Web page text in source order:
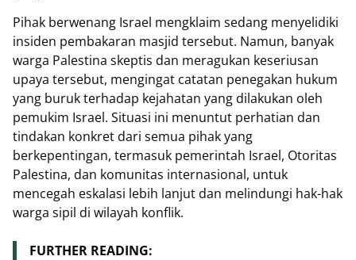
Pihak berwenang Israel mengklaim sedang menyelidiki
insiden pembakaran masjid tersebut. Namun, banyak
warga Palestina skeptis dan meragukan keseriusan
upaya tersebut, mengingat catatan penegakan hukum
yang buruk terhadap kejahatan yang dilakukan oleh
pemukim Israel. Situasi ini menuntut perhatian dan
tindakan konkret dari semua pihak yang
berkepentingan, termasuk pemerintah Israel, Otoritas
Palestina, dan komunitas internasional, untuk
mencegah eskalasi lebih lanjut dan melindungi hak-hak
warga sipil di wilayah konflik.
FURTHER READING: